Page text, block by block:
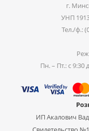
г.
УНП
Тел./ф.:
Пн. – Пт.: с
ИП Акалович